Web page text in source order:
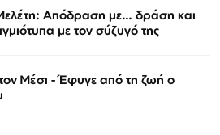
Απόδραση με… δράση και
με τον σύζυγό της
Μέσι - Έφυγε από τη ζωή ο